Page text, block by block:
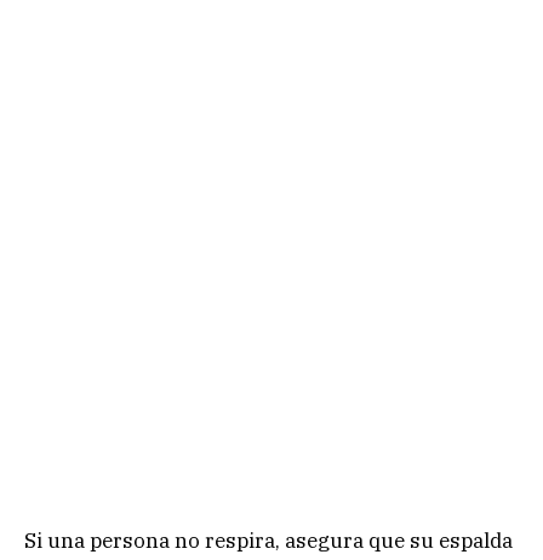
Si una persona no respira, asegura que su espalda